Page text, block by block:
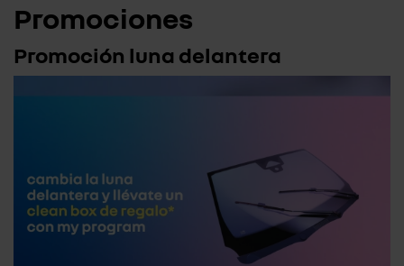
Promociones
Promoción luna delantera